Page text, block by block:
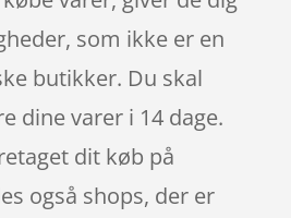
som ikke er en
butikker. Du skal
dine varer i 14 dage.
dit køb på
også shops, der er